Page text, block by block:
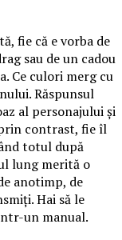
fie că e vorba de
sau de un cadou
Ce culori merg cu
Răspunsul
al personajului și
contrast, fie îl
totul după
lung merită o
anotimp, de
Hai să le
un manual.